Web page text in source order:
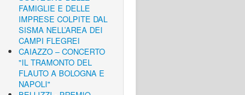
FAMIGLIE E DELLE
IMPRESE COLPITE DAL
SISMA NELL’AREA DEI
CAMPI FLEGREI
CAIAZZO – CONCERTO
"IL TRAMONTO DEL
FLAUTO A BOLOGNA E
NAPOLI"